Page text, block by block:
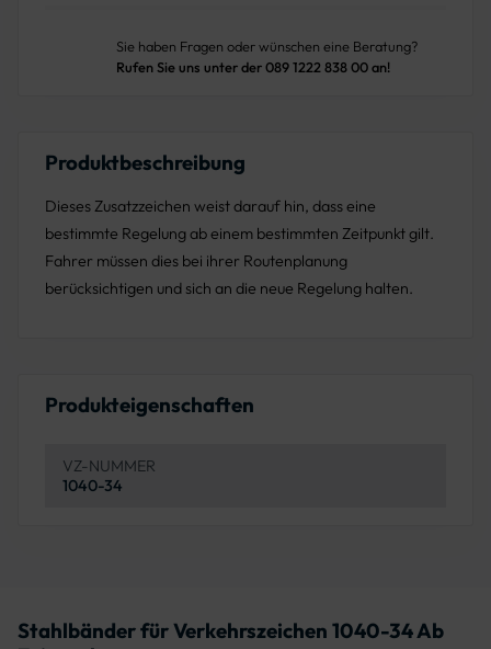
Sie haben Fragen oder wünschen eine Beratung?
Rufen Sie uns unter der 089 1222 838 00 an!
Produktbeschreibung
Dieses Zusatzzeichen weist darauf hin, dass eine
bestimmte Regelung ab einem bestimmten Zeitpunkt gilt.
Fahrer müssen dies bei ihrer Routenplanung
berücksichtigen und sich an die neue Regelung halten.
Produkteigenschaften
VZ-NUMMER
1040-34
Stahlbänder für Verkehrszeichen 1040-34 Ab